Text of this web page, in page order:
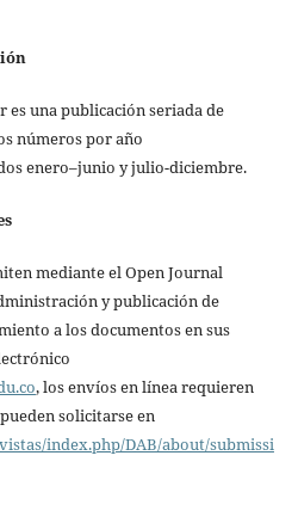
una publicación seriada de
números por año
enero–junio y julio-diciembre.
mediante el Open Journal
y publicación de
a los documentos en sus
, los envíos en línea requieren
solicitarse en
index.php/DAB/about/submissi